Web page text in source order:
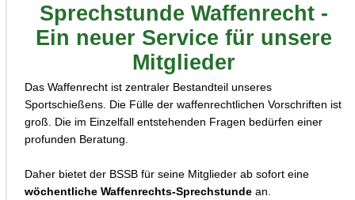
Sprechstunde Waffenrecht -
Ein neuer Service für unsere
Mitglieder
Das Waffenrecht ist zentraler Bestandteil unseres
Sportschießens. Die Fülle der waffenrechtlichen Vorschriften ist
groß. Die im Einzelfall entstehenden Fragen bedürfen einer
profunden Beratung.
Daher bietet der BSSB für seine Mitglieder ab sofort eine
wöchentliche Waffenrechts-Sprechstundean.